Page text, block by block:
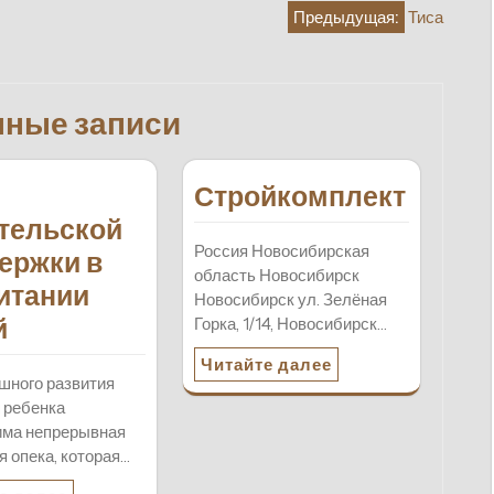
Предыдущая: Тиса
записи
в
развития
непрерывная
опека, которая…
Стройкомплект
Россия Новосибирская
область Новосибирск
Новосибирск ул. Зелёная
Горка, 1/14, Новосибирск…
Читайте далее